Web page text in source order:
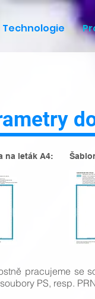
Technologie
na leták A4:
pracujeme se
PS, resp.